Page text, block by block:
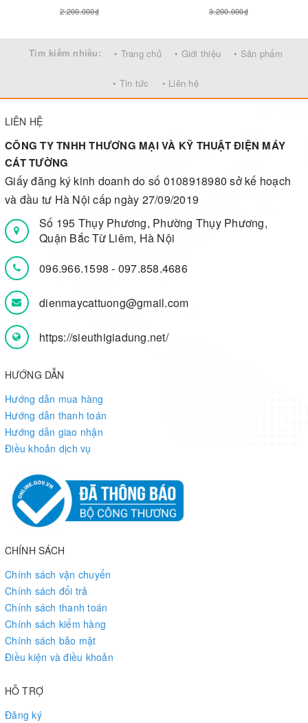
2.200.000₫ 3.200.000₫
Tìm kiếm nhiều: • Trang chủ • Giới thiệu • Sản phẩm
• Tin tức • Liên hệ
LIÊN HỆ
CÔNG TY TNHH THƯƠNG MẠI VÀ KỸ THUẬT ĐIỆN MÁY
CÁT TƯỜNG
Giấy đăng ký kinh doanh do số 0108918980 sở kế hoạch
và đầu tư Hà Nội cấp ngày 27/09/2019
Số 195 Thụy Phương, Phường Thụy Phương,
Quận Bắc Từ Liêm, Hà Nội
096.966.1598- 097.858.4686
dienmaycattuong@gmail.com
https://sieuthigiadung.net/
HƯỚNG DẪN
Hướng dẫn mua hàng
Hướng dẫn thanh toán
Hướng dẫn giao nhận
Điều khoản dịch vụ
CHÍNH SÁCH
Chính sách vận chuyển
Chính sách đổi trả
Chính sách thanh toán
Chính sách kiểm hàng
Chính sách bảo mật
Điều kiện và điều khoản
HỖ TRỢ
Đăng ký